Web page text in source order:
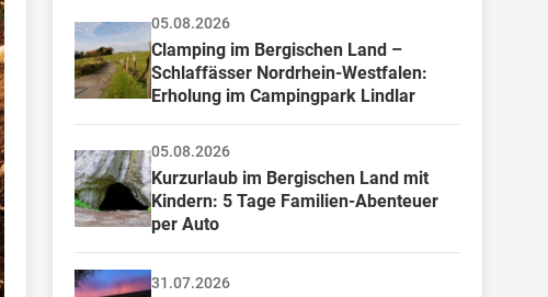
05.08.2026
Clamping im Bergischen Land –
Schlaffässer Nordrhein-Westfalen:
Erholung im Campingpark Lindlar
05.08.2026
Kurzurlaub im Bergischen Land mit
Kindern: 5 Tage Familien-Abenteuer
per Auto
31.07.2026